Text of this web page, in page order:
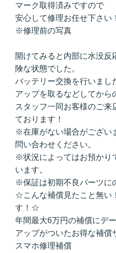
マーク取得済みですので
安心して修理お任せ下さい！
※修理前の写真
開けてみると内部に水没
険な状態でした。
バッテリー交換を行いまし
アップを取るなどしてから
スタッフ一同お客様のご来
ております！
※在庫がない場合がござい
問い合わせください。
※状況によってはお預かり
います。
※保証は初期不良パーツに
☆こんな補償見たこと無い
す！☆
年間最大6万円の補償にデ
アップがついたお得な補償
スマホ修理補償